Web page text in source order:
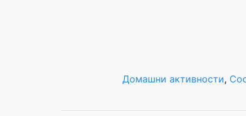
Домашни активности,